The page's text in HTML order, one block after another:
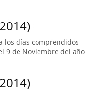
los días comprendidos
9 de Noviembre del año